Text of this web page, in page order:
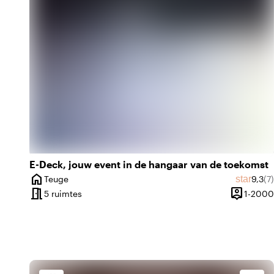
E-Deck, jouw event in de hangaar van de toekomst
home
Plaats
Teuge star9,3(7)
meeting_room5 ruimtes person_pin
Capaciteit
1-2000